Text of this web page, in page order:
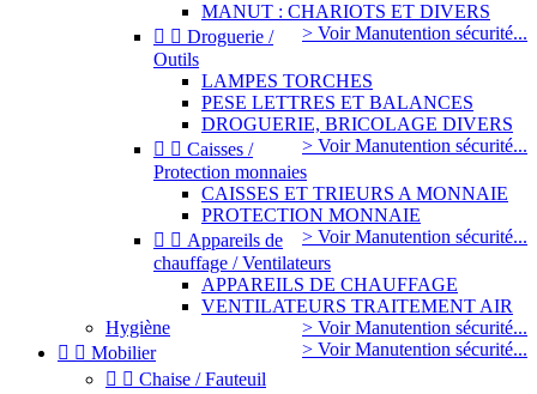
MANUT : CHARIOTS ET DIVERS
> Voir Manutention sécurité...
  Droguerie /
Outils
LAMPES TORCHES
PESE LETTRES ET BALANCES
DROGUERIE, BRICOLAGE DIVERS
> Voir Manutention sécurité...
  Caisses /
Protection monnaies
CAISSES ET TRIEURS A MONNAIE
PROTECTION MONNAIE
> Voir Manutention sécurité...
  Appareils de
chauffage / Ventilateurs
APPAREILS DE CHAUFFAGE
VENTILATEURS TRAITEMENT AIR
> Voir Manutention sécurité...
> Voir Manutention sécurité...
Hygiène
  Mobilier
  Chaise / Fauteuil